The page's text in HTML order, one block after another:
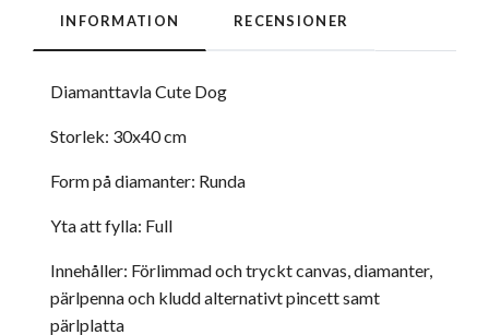
INFORMATION RECENSIONER
Diamanttavla Cute Dog
Storlek: 30x40 cm
Form på diamanter: Runda
Yta att fylla: Full
Innehåller: Förlimmad och tryckt canvas, diamanter,
pärlpenna och kludd alternativt pincett samt
pärlplatta